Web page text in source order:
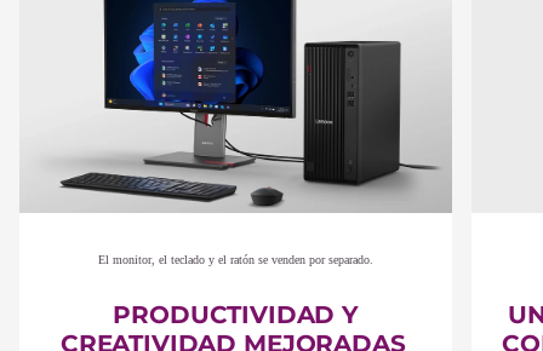
El monitor, el teclado y el ratón se venden por separado.
PRODUCTIVIDAD Y
CREATIVIDAD MEJORADAS